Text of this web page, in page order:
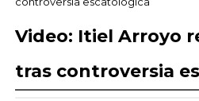
Video: Itiel Arroyo
tras controversia